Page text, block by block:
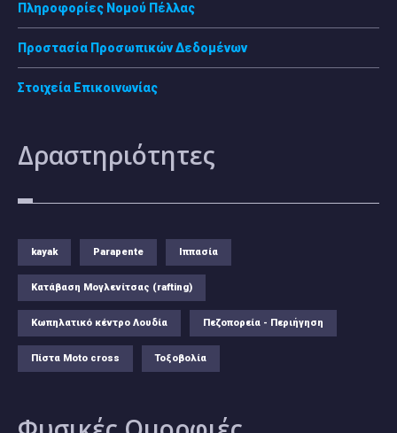
Πληροφορίες Νομού Πέλλας
Προστασία Προσωπικών Δεδομένων
Στοιχεία Επικοινωνίας
Δραστηριότητες
kayak Parapente Ιππασία
Κατάβαση Μογλενίτσας (rafting)
Κωπηλατικό κέντρο Λουδία Πεζοπορεία - Περιήγηση
Πίστα Moto cross Τοξοβολία